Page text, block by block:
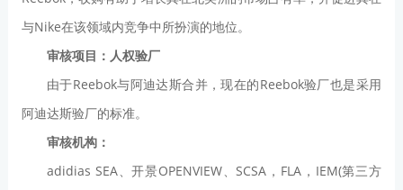
与Nike在该领域内竞争中所扮演的地位。
审核项目：人权验厂
由于Reebok与阿迪达斯合并，现在的Reebok验厂也是采用
阿迪达斯验厂的标准。
审核机构：
adidias SEA、开景OPENVIEW、SCSA，FLA，IEM(第三方